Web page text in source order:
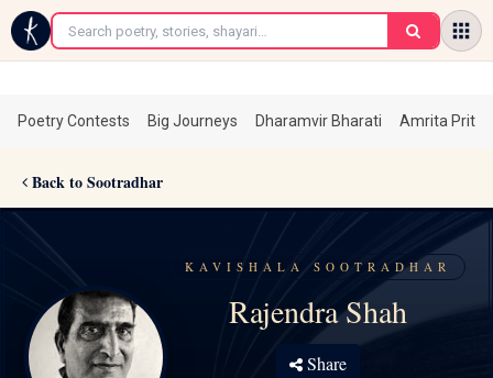
←
Poetry Contests Big Journeys Dharamvir Bharati Amrita
Back to Sootradhar
KAVISHALA SOOTRADHAR
Rajendra Shah
Share